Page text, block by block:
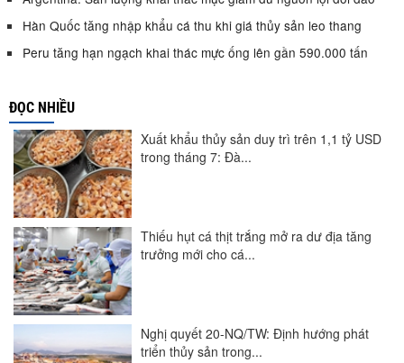
Hàn Quốc tăng nhập khẩu cá thu khi giá thủy sản leo thang
Peru tăng hạn ngạch khai thác mực ống lên gần 590.000 tấn
ĐỌC NHIỀU
Xuất khẩu thủy sản duy trì trên 1,1 tỷ USD
trong tháng 7: Đà...
Thiếu hụt cá thịt trắng mở ra dư địa tăng
trưởng mới cho cá...
Nghị quyết 20-NQ/TW: Định hướng phát
triển thủy sản trong...